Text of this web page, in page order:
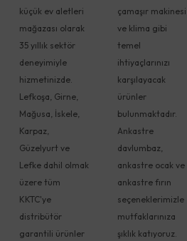
küçük ev aletleri
mağazası olarak
35 yıllık sektör
deneyimiyle
hizmetinizde.
Lefkoşa, Girne,
Mağusa, İskele,
Karpaz,
Güzelyurt ve
Lefke dahil olmak
üzere tüm
KKTC'ye
distribütör
garantili ürünler
çamaşır makinesi
ve klima gibi
temel
ihtiyaçlarınızı
karşılayacak
ürünler
bulunmaktadır.
Ankastre
davlumbaz,
ankastre ocak ve
ankastre fırın
seçeneklerimizle
mutfaklarınıza
şıklık katıyoruz.